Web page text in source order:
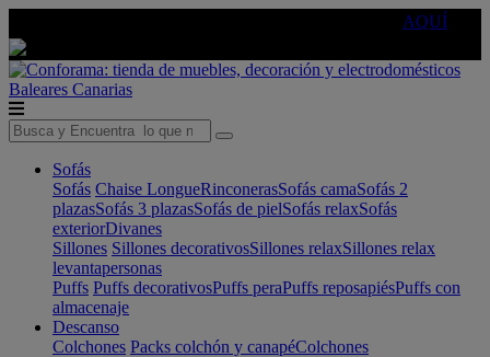
AQUÍ
Baleares Canarias
Sofás
Sofás Chaise LongueRinconerasSofás camaSofás 2
plazasSofás 3 plazasSofás de pielSofás relaxSofás
exteriorDivanes
Sillones Sillones decorativosSillones relaxSillones relax
levantapersonas
Puffs Puffs decorativosPuffs peraPuffs reposapiésPuffs con
almacenaje
Descanso
Colchones Packs colchón y canapéColchones